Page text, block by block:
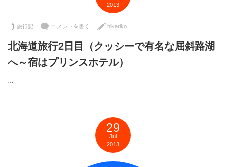
2013
旅行記 コメントを書く hikariko
北海道旅行2日目（クッシーで有名な屈斜路湖
へ～宿はプリンスホテル）
…
29
Jul
2013